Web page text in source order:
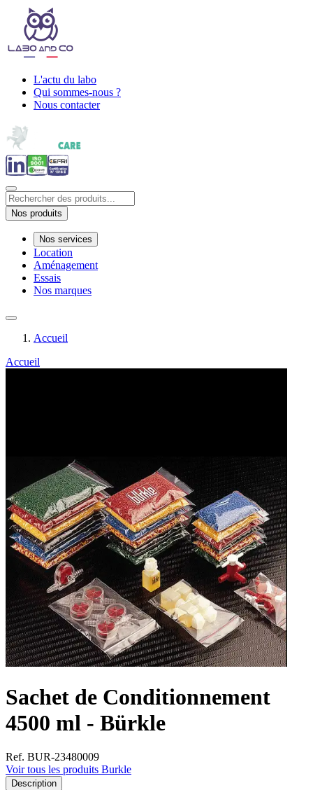
L'actu du labo
Qui sommes-nous ?
Nous contacter
Nos produits
Nos services
Location
Aménagement
Essais
Nos marques
Accueil
Accueil
Sachet de Conditionnement
4500 ml - Bürkle
Ref. BUR-23480009
Voir tous les produits Burkle
Description